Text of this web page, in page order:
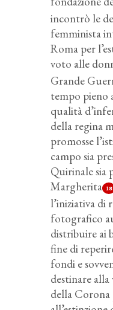
incontrò le
femminista
Roma per
voto alle
Grande
tempo pieno
qualità
della regina
promosse
campo sia
Quirinale sia
Margherita 18
l’iniziativa di
fotografico
distribuire ai
fine di
fondi e
destinare
della